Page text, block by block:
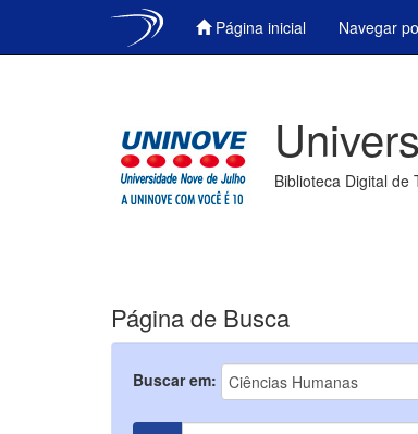
Página inicial Navegar
Biblioteca Digital de
Página de Busca
Buscar em: